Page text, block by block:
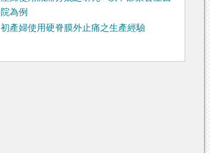
院為例
初產婦使用硬脊膜外止痛之生產經驗